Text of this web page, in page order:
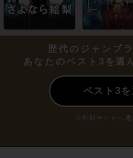
歴代のジャンプ
あなたのベスト3を選
ベスト3を
※外部サイトへ遷